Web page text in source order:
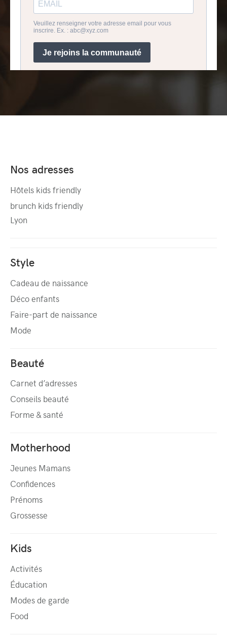
Nos adresses
Hôtels kids friendly
brunch kids friendly
Lyon
Style
Cadeau de naissance
Déco enfants
Faire-part de naissance
Mode
Beauté
Carnet d’adresses
Conseils beauté
Forme & santé
Motherhood
Jeunes Mamans
Confidences
Prénoms
Grossesse
Kids
Activités
Éducation
Modes de garde
Food